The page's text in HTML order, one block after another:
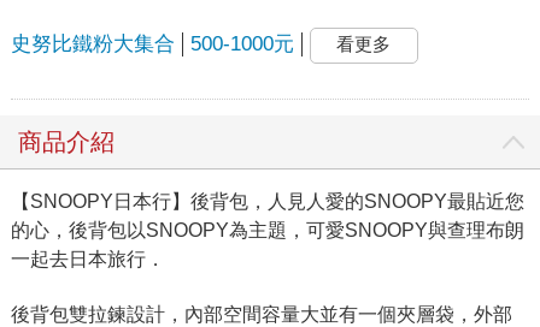
史努比鐵粉大集合 500-1000元 看更多
商品介紹
【SNOOPY日本行】後背包，人見人愛的SNOOPY最貼近您
的心，後背包以SNOOPY為主題，可愛SNOOPY與查理布朗
一起去日本旅行．
後背包雙拉鍊設計，內部空間容量大並有一個夾層袋，外部